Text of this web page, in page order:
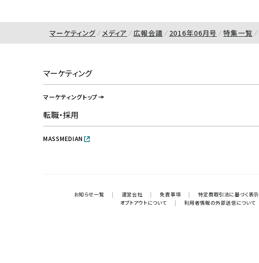
マーケティング メディア 広報会議 2016年06月号 特集一覧
マーケティング
マーケティングトップ
転職・採用
MASSMEDIAN
お知らせ一覧 | 運営会社 | 免責事項 | 特定商取引法に基づく表示
オプトアウトについて
| 利用者情報の外部送信について